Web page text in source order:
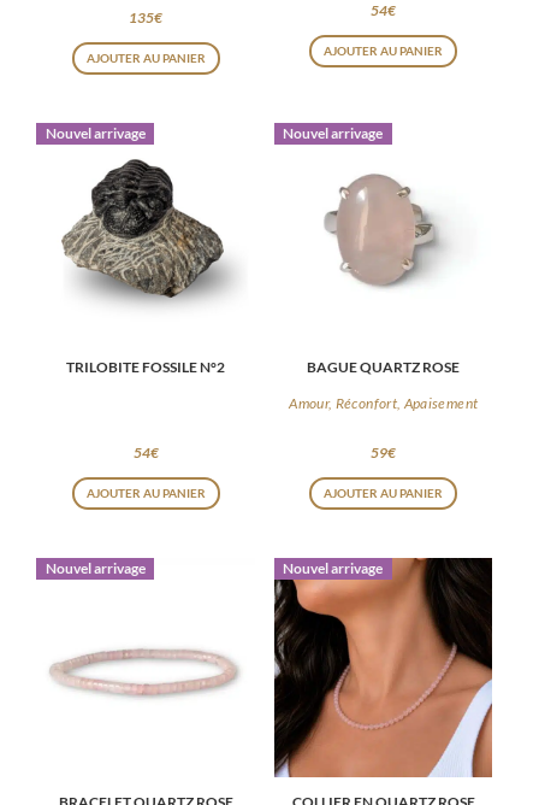
135€
AJOUTER AU PANIER
54€
AJOUTER AU PANIER
Nouvel arrivage
TRILOBITE FOSSILE N°2
54€
AJOUTER AU PANIER
Nouvel arrivage
BAGUE QUARTZ ROSE
Amour, Réconfort, Apaisement
59€
AJOUTER AU PANIER
Nouvel arrivage Nouvel arrivage